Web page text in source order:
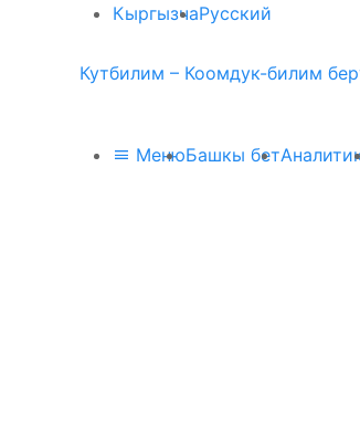
КыргызчаРусский
Кутбилим – Коомдук-билим
МенюБашкы бет